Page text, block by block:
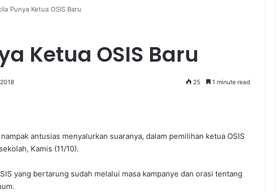
Punya Ketua OSIS Baru
Ketua OSIS Baru
25 1 minute read
antusias menyalurkan suaranya, dalam pemilihan ketua OSIS
Kamis (11/10).
yang bertarung sudah melalui masa kampanye dan orasi tentang